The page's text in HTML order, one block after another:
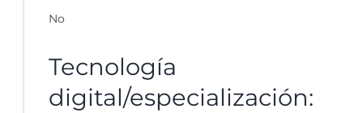
No
Tecnología
digital/especialización: